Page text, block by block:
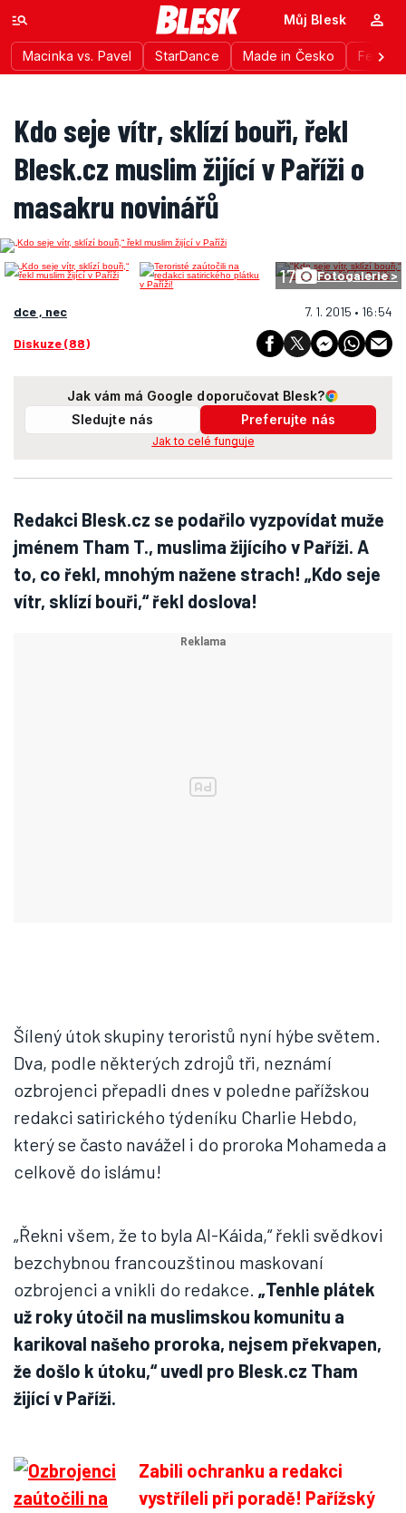
Macinka vs. Pavel StarDance Made in Česko
Můj Blesk
Kdo seje vítr, sklízí bouři, řekl
Blesk.cz muslim žijící v Paříži o
masakru novinářů
17 Fotogalerie >
dce , nec 7. 1. 2015 • 16:54
Diskuze (88)
Jak vám má Google doporučovat Blesk?
Sledujte nás
Preferujte nás
Jak to celé funguje
Redakci Blesk.cz se podařilo vyzpovídat muže
jménem Tham T., muslima žijícího v Paříži. A
to, co řekl, mnohým nažene strach! „Kdo seje
vítr, sklízí bouři,“ řekl doslova!
Šílený útok skupiny teroristů nyní hýbe světem.
Dva, podle některých zdrojů tři, neznámí
ozbrojenci přepadli dnes v poledne pařížskou
redakci satirického týdeníku Charlie Hebdo,
který se často navážel i do proroka Mohameda a
celkově do islámu!
„Řekni všem, že to byla Al-Káida,“ řekli svědkovi
bezchybnou francouzštinou maskovaní
ozbrojenci a vnikli do redakce. „Tenhle plátek
už roky útočil na muslimskou komunitu a
karikoval našeho proroka, nejsem překvapen,
že došlo k útoku,“ uvedl pro Blesk.cz Tham
žijící v Paříži.
Zabili ochranku a redakci
vystříleli při poradě! Pařížský